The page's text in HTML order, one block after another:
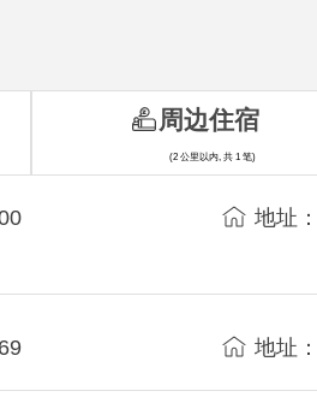
地址
地址
周边住宿
(2 公里以内, 共 1 笔)